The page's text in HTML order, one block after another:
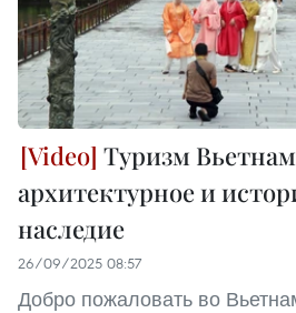
Туризм
архитектурное и
наследие
26/09/2025 08:57
Добро пожаловать во